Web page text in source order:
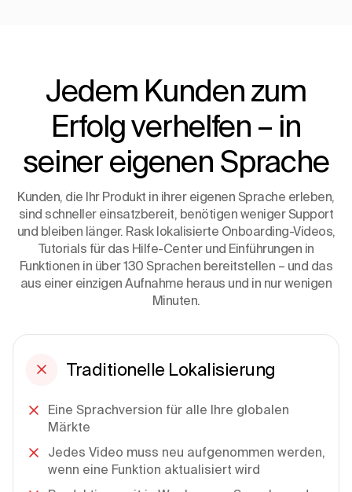
Jedem Kunden zum
Erfolg verhelfen – in
seiner eigenen Sprache
Kunden, die Ihr Produkt in ihrer eigenen Sprache erleben,
sind schneller einsatzbereit, benötigen weniger Support
und bleiben länger. Rask lokalisierte Onboarding-Videos,
Tutorials für das Hilfe-Center und Einführungen in
Funktionen in über 130 Sprachen bereitstellen – und das
aus einer einzigen Aufnahme heraus und in nur wenigen
Minuten.
Traditionelle Lokalisierung
Eine Sprachversion für alle Ihre globalen
Märkte
Jedes Video muss neu aufgenommen werden,
wenn eine Funktion aktualisiert wird